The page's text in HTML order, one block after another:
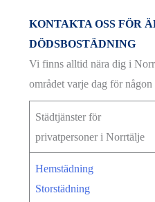
KONTAKTA OSS FÖR
DÖDSBOSTÄDNING
Vi finns alltid nära dig i
området varje dag för
Städtjänster för
privatpersoner i Norrtälje
Hemstädning
Storstädning